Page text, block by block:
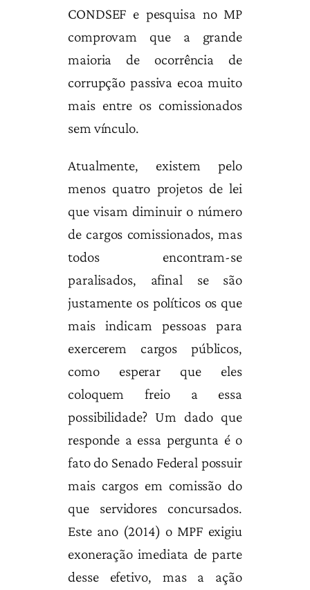
CONDSEF e pesquisa no MP
comprovam que a grande
maioria de ocorrência de
corrupção passiva ecoa muito
mais entre os comissionados
sem vínculo.
Atualmente, existem pelo
menos quatro projetos de lei
que visam diminuir o número
de cargos comissionados, mas
todos encontram-se
paralisados, afinal se são
justamente os políticos os que
mais indicam pessoas para
exercerem cargos públicos,
como esperar que eles
coloquem freio a essa
possibilidade? Um dado que
responde a essa pergunta é o
fato do Senado Federal possuir
mais cargos em comissão do
que servidores concursados.
Este ano (2014) o MPF exigiu
exoneração imediata de parte
desse efetivo, mas a ação